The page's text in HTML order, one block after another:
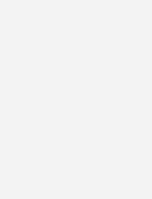
irgendein Problem
problematischen Familien, es gibt
z. B. Schulden. Früher lagen die
sich heute geändert, ist aber auch
hier kein Gutmenschen-
Möglichkeiten, aber
Das vergessen wir auch nicht.
sich viel in den sozialen
zu Ihren ganzen
Anknüpfungspunkte?
wir noch viel zu wenig. Es gibt